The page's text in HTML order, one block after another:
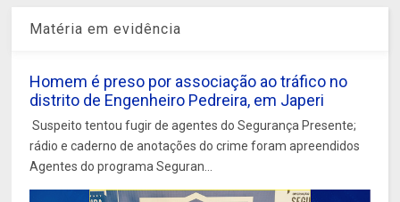
Matéria em evidência
Homem é preso por associação ao tráfico no
distrito de Engenheiro Pedreira, em Japeri
Suspeito tentou fugir de agentes do Segurança Presente;
rádio e caderno de anotações do crime foram apreendidos
Agentes do programa Seguran...